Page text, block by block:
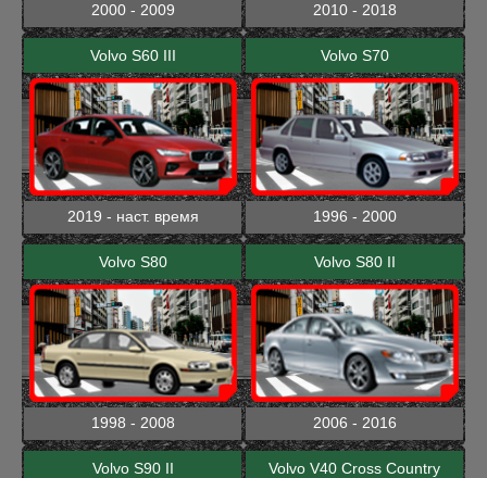
2000 - 2009 2010 - 2018
Volvo S60 III
2019 - наст. время
Volvo S70
1996 - 2000
Volvo S80
1998 - 2008
Volvo S80 II
2006 - 2016
Volvo S90 II Volvo V40 Cross Country